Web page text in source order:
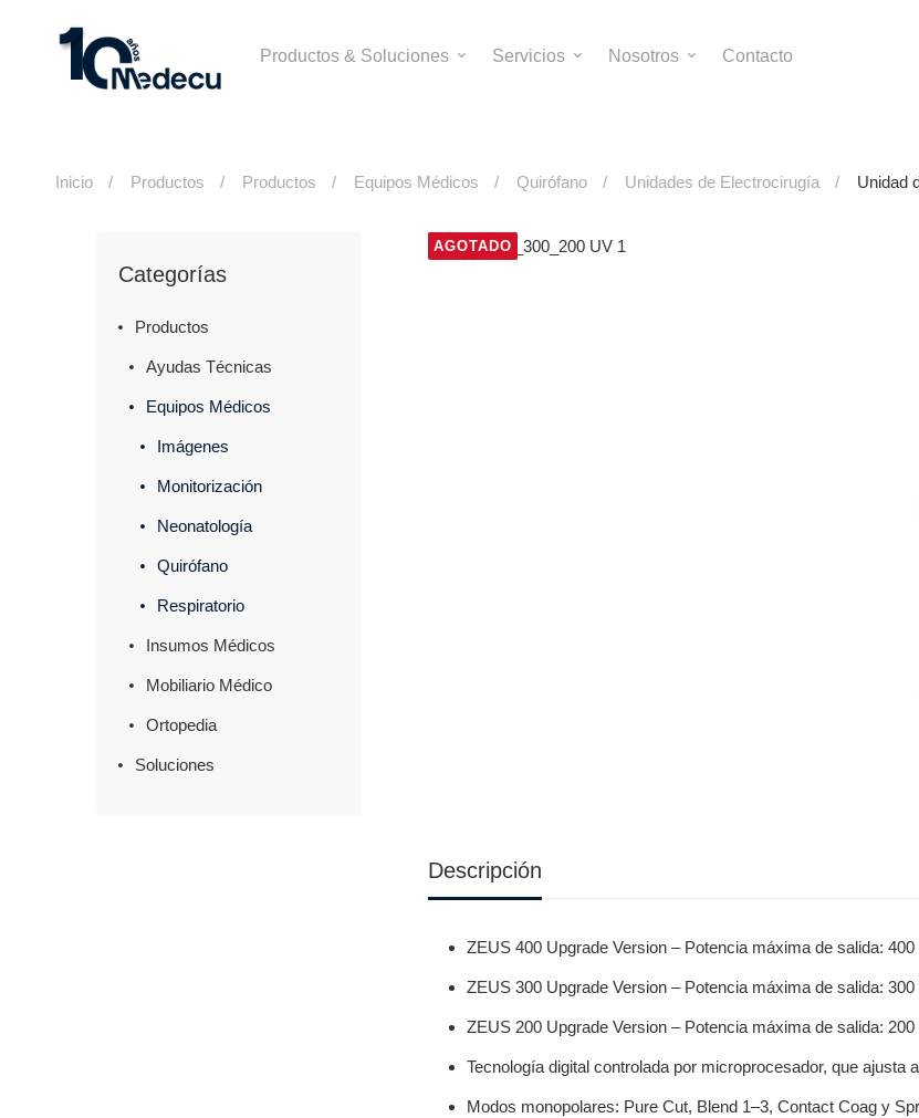
Productos & Soluciones Servicios Nosotros Contacto
Inicio Productos Productos Equipos Médicos Quirófano Unidades de Electrocirugía Unidad
Categorías
Productos
Ayudas Técnicas
Equipos Médicos
Imágenes
Monitorización
Neonatología
Quirófano
Respiratorio
Insumos Médicos
Mobiliario Médico
Ortopedia
Soluciones
AGOTADO
Descripción
ZEUS 400 Upgrade Version – Potencia máxima de salida: 400
ZEUS 300 Upgrade Version – Potencia máxima de salida: 300
ZEUS 200 Upgrade Version – Potencia máxima de salida: 200
Tecnología digital controlada por microprocesador, que
Modos monopolares: Pure Cut, Blend 1–3, Contact Coag y